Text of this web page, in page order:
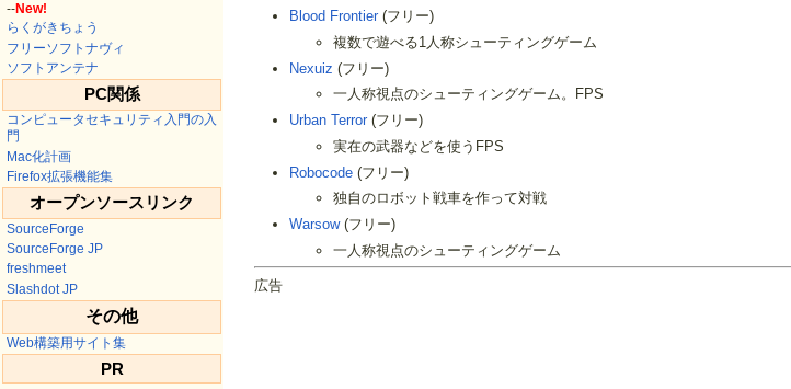
--New!
らくがきちょう
フリーソフトナヴィ
ソフトアンテナ
PC関係
コンピュータセキュリティ入門の入
門
Mac化計画
Firefox拡張機能集
オープンソースリンク
SourceForge
SourceForge JP
freshmeet
Slashdot JP
その他
Web構築用サイト集
PR
Blood Frontier (フリー)
複数で遊べる1人称シューティングゲーム
Nexuiz (フリー)
一人称視点のシューティングゲーム。FPS
Urban Terror (フリー)
実在の武器などを使うFPS
Robocode (フリー)
独自のロボット戦車を作って対戦
Warsow(フリー)
一人称視点のシューティングゲーム
広告